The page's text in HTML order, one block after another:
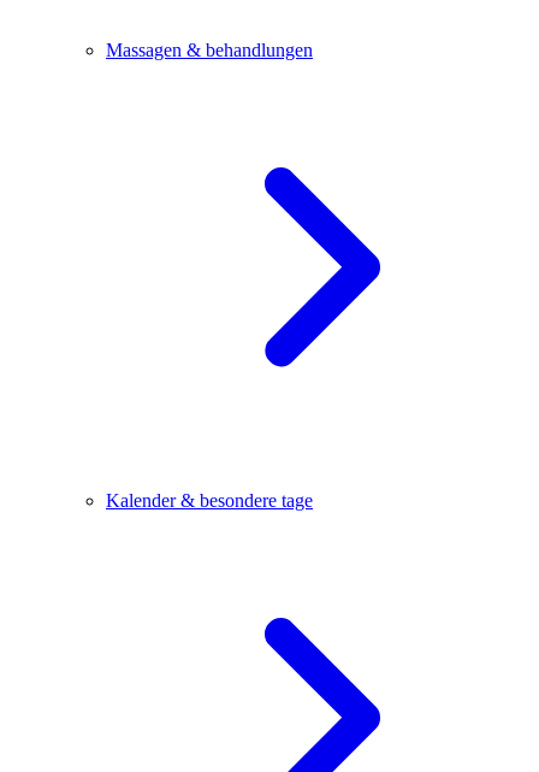
Massagen & behandlungen
Kalender & besondere tage